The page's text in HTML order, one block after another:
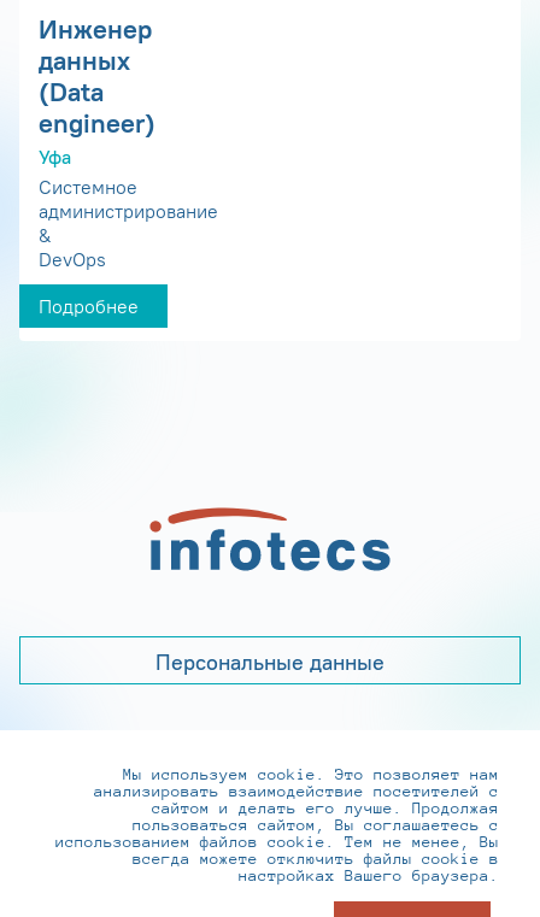
Инженер
данных
(Data
engineer)
Уфа
Системное
администрирование
&
DevOps
Подробнее
Персональные данные
+7 (495) 737-6192, 8-800-250-0-260
practice@infotecs.ru,hr@infotecs.ru
127273, г. Москва, Отрадная ул., 2Б строение 1
Мы используем cookie. Это позволяет нам
анализировать взаимодействие посетителей с
сайтом и делать его лучше. Продолжая
пользоваться сайтом, Вы соглашаетесь с
использованием файлов cookie. Тем не менее, Вы
всегда можете отключить файлы cookie в
настройках Вашего браузера.